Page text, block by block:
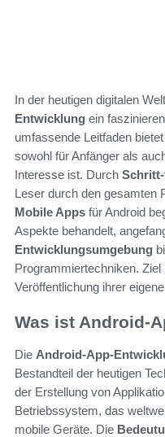
In der heutigen digitalen
Entwicklung ein
umfassende Leitfaden
sowohl für Anfänger als
Interesse ist. Durch
Leser durch den gesamten
Mobile Apps für Android
Aspekte behandelt,
Entwicklungsumgebung
Programmiertechniken.
Veröffentlichung ihrer
Was ist Android-
Die Android-App-
Bestandteil der heutigen
der Erstellung von
Betriebssystem, das
mobile Geräte. Die